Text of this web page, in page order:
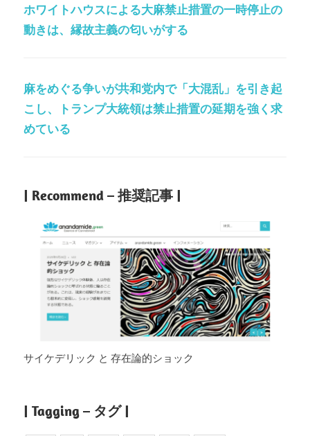
ホワイトハウスによる大麻禁止措置の一時停止の
動きは、縁故主義の匂いがする
麻をめぐる争いが共和党内で「大混乱」を引き起
こし、トランプ大統領は禁止措置の延期を強く求
めている
| Recommend – 推奨記事 |
サイケデリック と 存在論的ショック
| Tagging – タグ |